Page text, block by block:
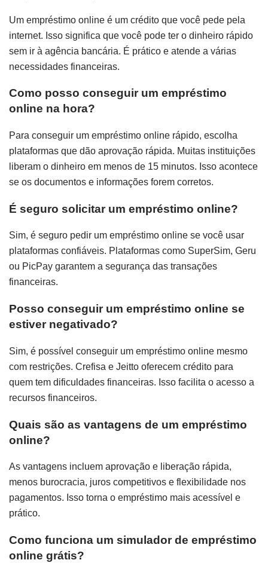
Um empréstimo online é um crédito que você pede pela
internet. Isso significa que você pode ter o dinheiro rápido
sem ir à agência bancária. É prático e atende a várias
necessidades financeiras.
Como posso conseguir um empréstimo
online na hora?
Para conseguir um empréstimo online rápido, escolha
plataformas que dão aprovação rápida. Muitas instituições
liberam o dinheiro em menos de 15 minutos. Isso acontece
se os documentos e informações forem corretos.
É seguro solicitar um empréstimo online?
Sim, é seguro pedir um empréstimo online se você usar
plataformas confiáveis. Plataformas como SuperSim, Geru
ou PicPay garantem a segurança das transações
financeiras.
Posso conseguir um empréstimo online se
estiver negativado?
Sim, é possível conseguir um empréstimo online mesmo
com restrições. Crefisa e Jeitto oferecem crédito para
quem tem dificuldades financeiras. Isso facilita o acesso a
recursos financeiros.
Quais são as vantagens de um empréstimo
online?
As vantagens incluem aprovação e liberação rápida,
menos burocracia, juros competitivos e flexibilidade nos
pagamentos. Isso torna o empréstimo mais acessível e
prático.
Como funciona um simulador de empréstimo
online grátis?